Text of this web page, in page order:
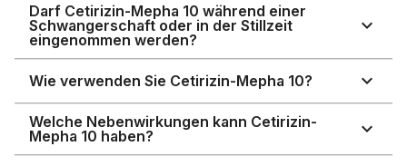
Darf Cetirizin-Mepha 10 während einer
Schwangerschaft oder in der Stillzeit
eingenommen werden?
Wie verwenden Sie Cetirizin-Mepha 10?
Welche Nebenwirkungen kann Cetirizin-
Mepha 10 haben?